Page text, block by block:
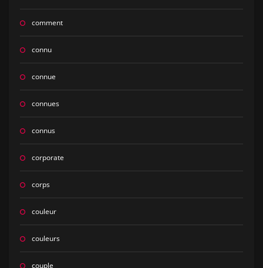
comment
connu
connue
connues
connus
corporate
corps
couleur
couleurs
couple